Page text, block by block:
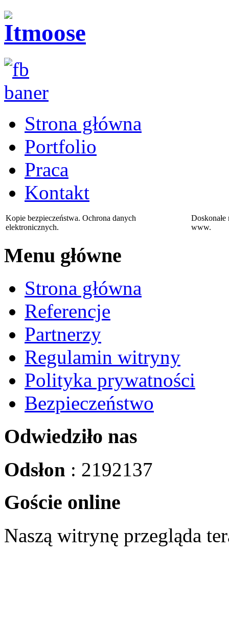
Strona główna
Portfolio
Praca
Kontakt
Kopie bezpieczeństwa. Ochrona danych
elektronicznych.
www.
Menu główne
Strona główna
Referencje
Partnerzy
Regulamin witryny
Polityka prywatności
Bezpieczeństwo
Odwiedziło nas
Odsłon : 2192137
Goście online
Naszą witrynę przegląda